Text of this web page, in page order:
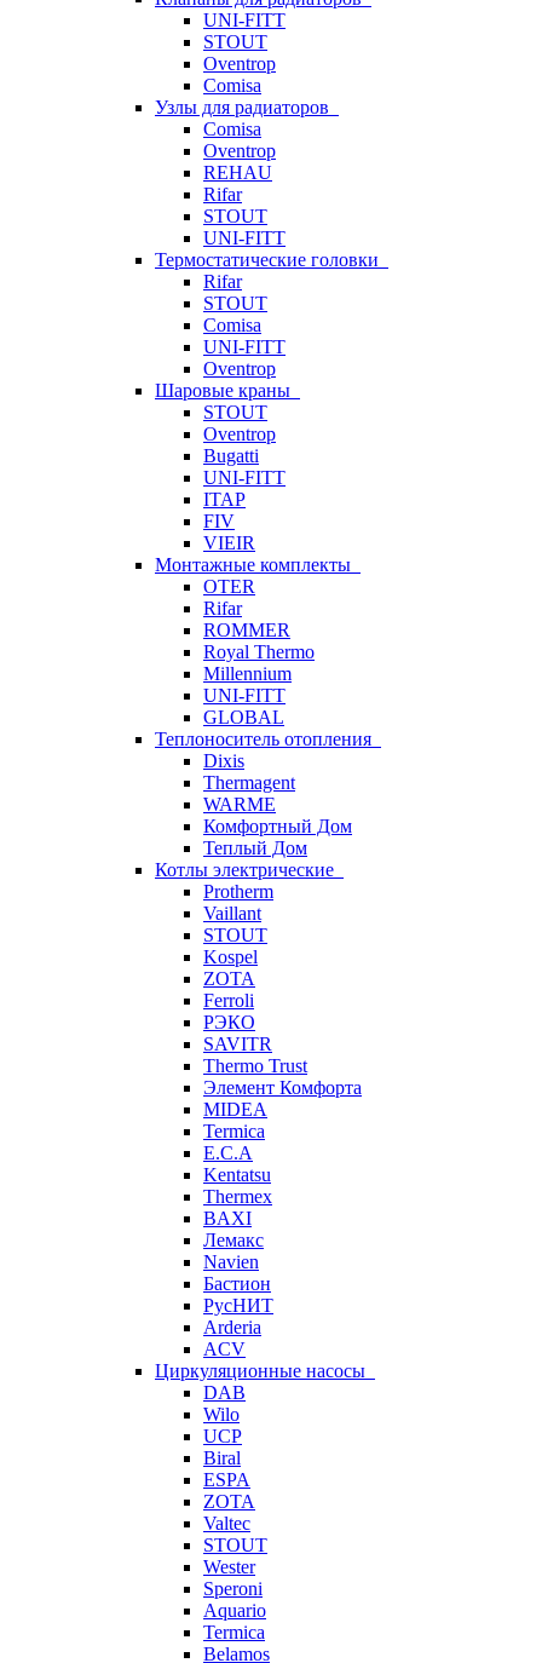
UNI-FITT
STOUT
Oventrop
Comisa
Узлы для радиаторов
Comisa
Oventrop
REHAU
Rifar
STOUT
UNI-FITT
Термостатические головки
Rifar
STOUT
Comisa
UNI-FITT
Oventrop
Шаровые краны
STOUT
Oventrop
Bugatti
UNI-FITT
ITAP
FIV
VIEIR
Монтажные комплекты
OTER
Rifar
ROMMER
Royal Thermo
Millennium
UNI-FITT
GLOBAL
Теплоноситель отопления
Dixis
Thermagent
WARME
Комфортный Дом
Теплый Дом
Котлы электрические
Protherm
Vaillant
STOUT
Kospel
ZOTA
Ferroli
РЭКО
SAVITR
Thermo Trust
Элемент Комфорта
MIDEA
Termica
E.C.A
Kentatsu
Thermex
BAXI
Лемакс
Navien
Бастион
РусНИТ
Arderia
ACV
Циркуляционные насосы
DAB
Wilo
UCP
Biral
ESPA
ZOTA
Valtec
STOUT
Wester
Speroni
Aquario
Termica
Belamos